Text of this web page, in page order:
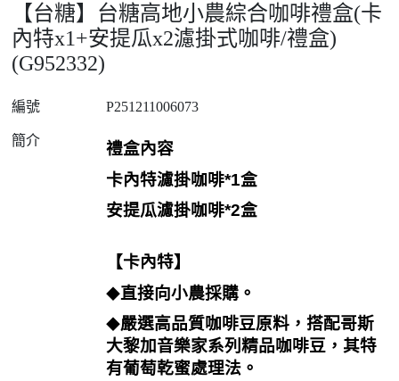
【台糖】台糖高地小農綜合咖啡禮盒(卡
內特x1+安提瓜x2濾掛式咖啡/禮盒)
(G952332)
編號 P251211006073
簡介
禮盒內容
卡內特濾掛咖啡*1盒
安提瓜濾掛咖啡*2盒
【卡內特】
◆直接向小農採購。
◆嚴選高品質咖啡豆原料，搭配哥斯
大黎加音樂家系列精品咖啡豆，其特
有葡萄乾蜜處理法。